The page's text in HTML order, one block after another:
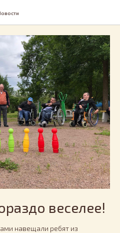
веселее!
навещали ребят из